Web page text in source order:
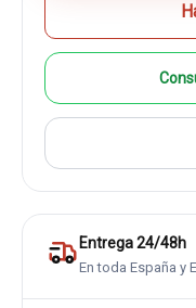
Entrega 24/48h
En toda España y